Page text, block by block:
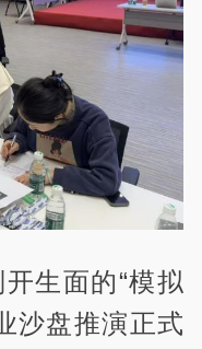
生面的“模拟
沙盘推演正式